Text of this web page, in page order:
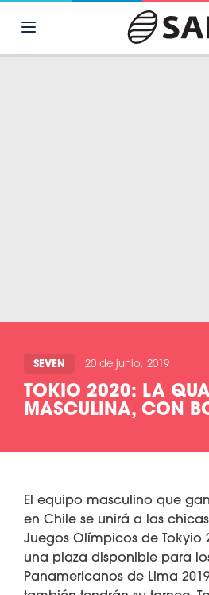
SEVEN 20 de junio, 2019
TOKIO 2020: LA
MASCULINA, CON
El equipo masculino que
en Chile se unirá a las
Juegos Olímpicos de Tokyio
una plaza disponible para
Panamericanos de Lima